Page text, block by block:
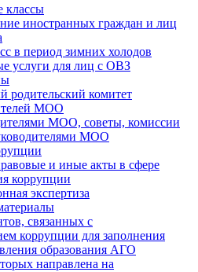
классы
иностранных граждан и лиц
в период зимних холодов
услуги для лиц с ОВЗ
комитет
МОО
МОО, советы, комиссии
МОО
и иные акты в сфере
коррупции
экспертиза
связанных с
коррупции для заполнения
образования АГО
направлена на